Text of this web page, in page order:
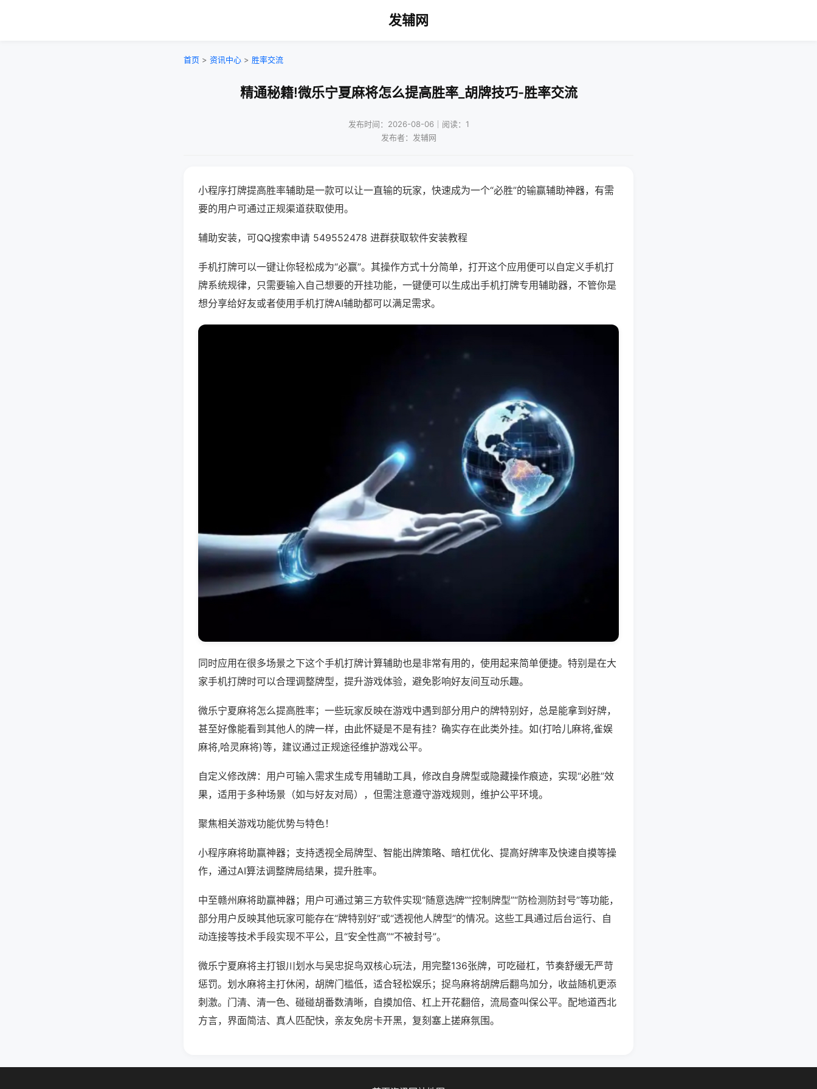
发辅网
首页 > 资讯中心 > 胜率交流
精通秘籍!微乐宁夏麻将怎么提高胜率_胡牌技巧-胜率交流
发布时间：2026-08-06｜阅读：1
发布者：发辅网
小程序打牌提高胜率辅助是一款可以让一直输的玩家，快速成为一个“必胜”的输赢辅助神器，有需
要的用户可通过正规渠道获取使用。
辅助安装，可QQ搜索申请 549552478 进群获取软件安装教程
手机打牌可以一键让你轻松成为“必赢”。其操作方式十分简单，打开这个应用便可以自定义手机打
牌系统规律，只需要输入自己想要的开挂功能，一键便可以生成出手机打牌专用辅助器，不管你是
想分享给好友或者使用手机打牌AI辅助都可以满足需求。
同时应用在很多场景之下这个手机打牌计算辅助也是非常有用的，使用起来简单便捷。特别是在大
家手机打牌时可以合理调整牌型，提升游戏体验，避免影响好友间互动乐趣。
微乐宁夏麻将怎么提高胜率；一些玩家反映在游戏中遇到部分用户的牌特别好，总是能拿到好牌，
甚至好像能看到其他人的牌一样，由此怀疑是不是有挂？确实存在此类外挂。如(打哈儿麻将,雀娱
麻将,哈灵麻将)等，建议通过正规途径维护游戏公平。
自定义修改牌：用户可输入需求生成专用辅助工具，修改自身牌型或隐藏操作痕迹，实现“必胜”效
果，适用于多种场景（如与好友对局），但需注意遵守游戏规则，维护公平环境。
聚焦相关游戏功能优势与特色！
小程序麻将助赢神器；支持透视全局牌型、智能出牌策略、暗杠优化、提高好牌率及快速自摸等操
作，通过AI算法调整牌局结果，提升胜率。
中至赣州麻将助赢神器；用户可通过第三方软件实现“随意选牌”“控制牌型”“防检测防封号”等功能，
部分用户反映其他玩家可能存在“牌特别好”或“透视他人牌型”的情况。这些工具通过后台运行、自
动连接等技术手段实现不平公，且“安全性高”“不被封号”。
微乐宁夏麻将主打银川划水与吴忠捉鸟双核心玩法，用完整136张牌，可吃碰杠，节奏舒缓无严苛
惩罚。划水麻将主打休闲，胡牌门槛低，适合轻松娱乐；捉鸟麻将胡牌后翻鸟加分，收益随机更添
刺激。门清、清一色、碰碰胡番数清晰，自摸加倍、杠上开花翻倍，流局查叫保公平。配地道西北
方言，界面简洁、真人匹配快，亲友免房卡开黑，复刻塞上搓麻氛围。